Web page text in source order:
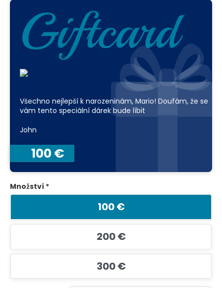
Giftcard
Všechno nejlepší k narozeninám, Mario! Doufám, že se
vám tento speciální dárek bude líbit
John
100 €
Množství *
100 €
200 €
300 €